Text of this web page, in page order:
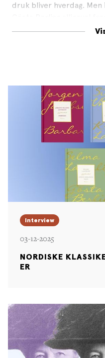
druk bliver hverdag.
en fascinerende og
Genudgives i Anne
Gyldendal Nordisk er
fra den tid, hvor det
på diskussioner om køn,
radikale værker, der
er spillevende.
Denne bog er oversat af
Interview
03-12-2025
NORDISKE
ER